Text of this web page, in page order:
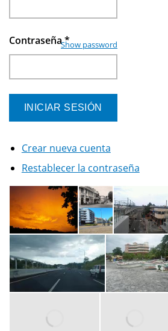
Contraseña*
Show password
Crear nueva cuenta
Restablecer la contraseña